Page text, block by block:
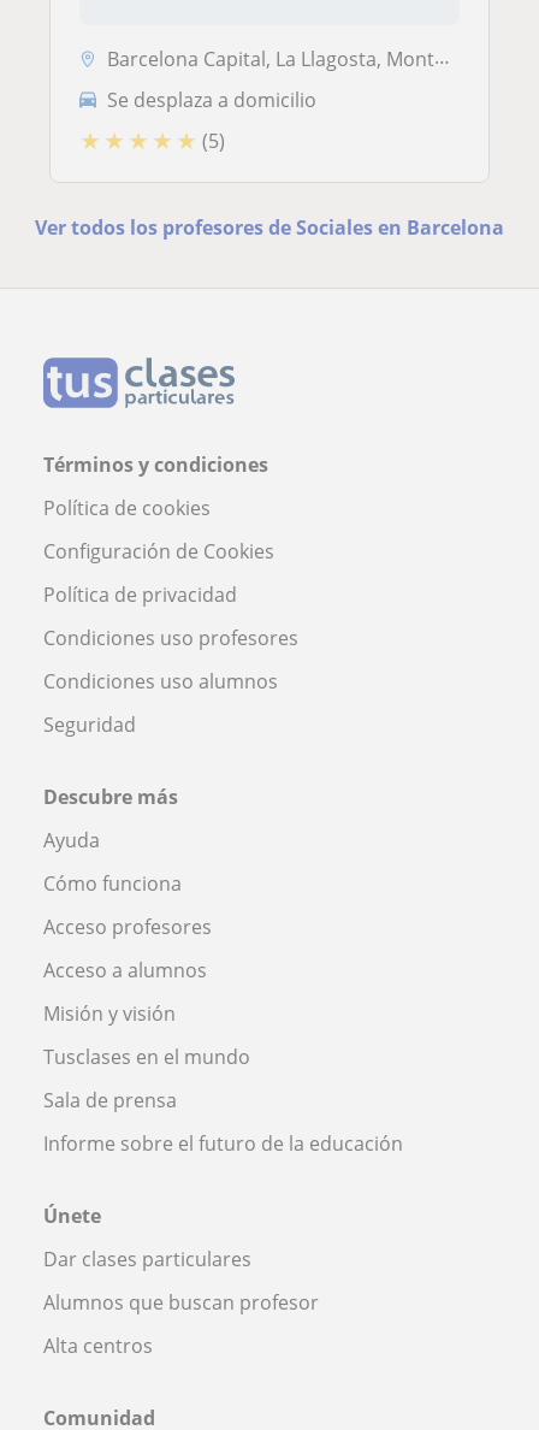
Barcelona Capital, La Llagosta, Montcada I Reixac, Ripollet, Santa Col...
Se desplaza a domicilio
★ ★ ★ ★ ★ (5)
Ver todos los profesores de Sociales en Barcelona
Términos y condiciones
Política de cookies
Configuración de Cookies
Política de privacidad
Condiciones uso profesores
Condiciones uso alumnos
Seguridad
Descubre más
Ayuda
Cómo funciona
Acceso profesores
Acceso a alumnos
Misión y visión
Tusclases en el mundo
Sala de prensa
Informe sobre el futuro de la educación
Únete
Dar clases particulares
Alumnos que buscan profesor
Alta centros
Comunidad